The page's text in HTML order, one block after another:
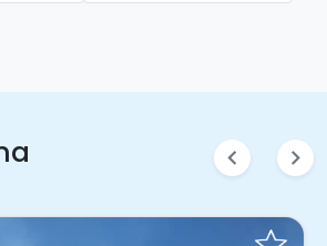
chevron_left chevron_right